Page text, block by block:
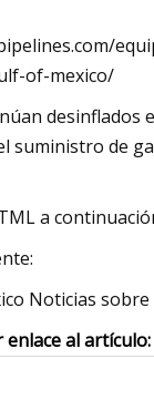
of-mexico/
desinflados
suministro de
a
Noticias
al artículo: